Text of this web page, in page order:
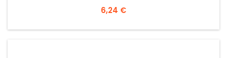
Prezzo
6,24 €